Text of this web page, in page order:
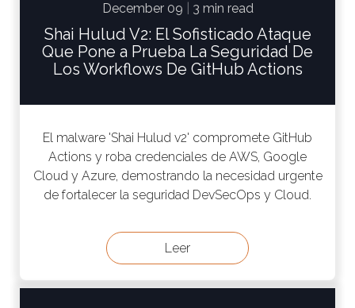
December 09 3 min read
Shai Hulud V2: El Sofisticado Ataque
Que Pone a Prueba La Seguridad De
Los Workflows De GitHub Actions
El malware 'Shai Hulud v2' compromete GitHub
Actions y roba credenciales de AWS, Google
Cloud y Azure, demostrando la necesidad urgente
de fortalecer la seguridad DevSecOps y Cloud.
Leer